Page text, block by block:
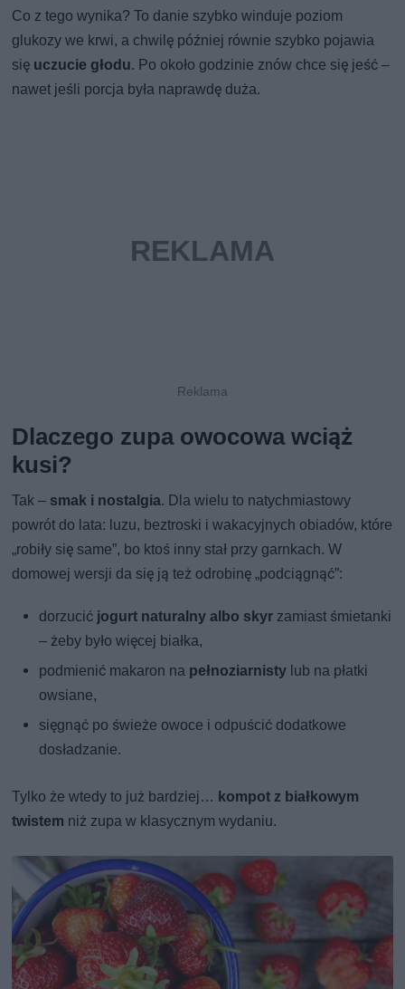
Co z tego wynika? To danie szybko winduje poziom
glukozy we krwi, a chwilę później równie szybko pojawia
się uczucie głodu. Po około godzinie znów chce się jeść –
nawet jeśli porcja była naprawdę duża.
Dlaczego zupa owocowa wciąż
kusi?
Tak – smak i nostalgia. Dla wielu to natychmiastowy
powrót do lata: luzu, beztroski i wakacyjnych obiadów, które
„robiły się same”, bo ktoś inny stał przy garnkach. W
domowej wersji da się ją też odrobinę „podciągnąć”:
dorzucić jogurt naturalny albo skyr zamiast śmietanki
– żeby było więcej białka,
podmienić makaron na pełnoziarnisty lub na płatki
owsiane,
sięgnąć po świeże owoce i odpuścić dodatkowe
dosładzanie.
Tylko że wtedy to już bardziej… kompot z białkowym
twistem niż zupa w klasycznym wydaniu.